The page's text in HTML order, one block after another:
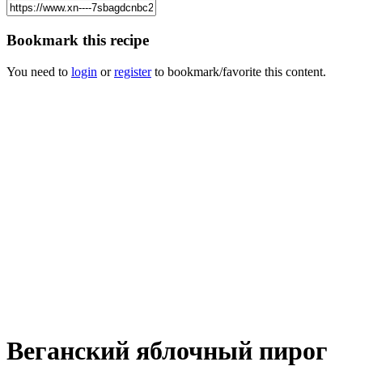
Bookmark this recipe
You need to login orregisterto bookmark/favorite this content.
Веганский яблочный пирог